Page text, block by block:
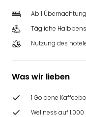
Ab 1
Tägliche
Nutzung des
Was wir lieben
1 Goldene
Wellness auf